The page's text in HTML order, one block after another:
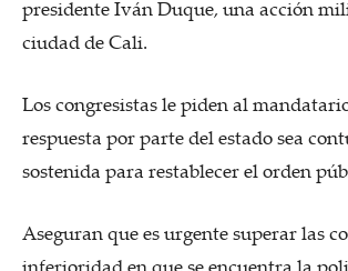
presidente Iván Duque, una acción
ciudad de Cali.
Los congresistas le piden al
respuesta por parte del estado sea
sostenida para restablecer el orden
Aseguran que es urgente superar las